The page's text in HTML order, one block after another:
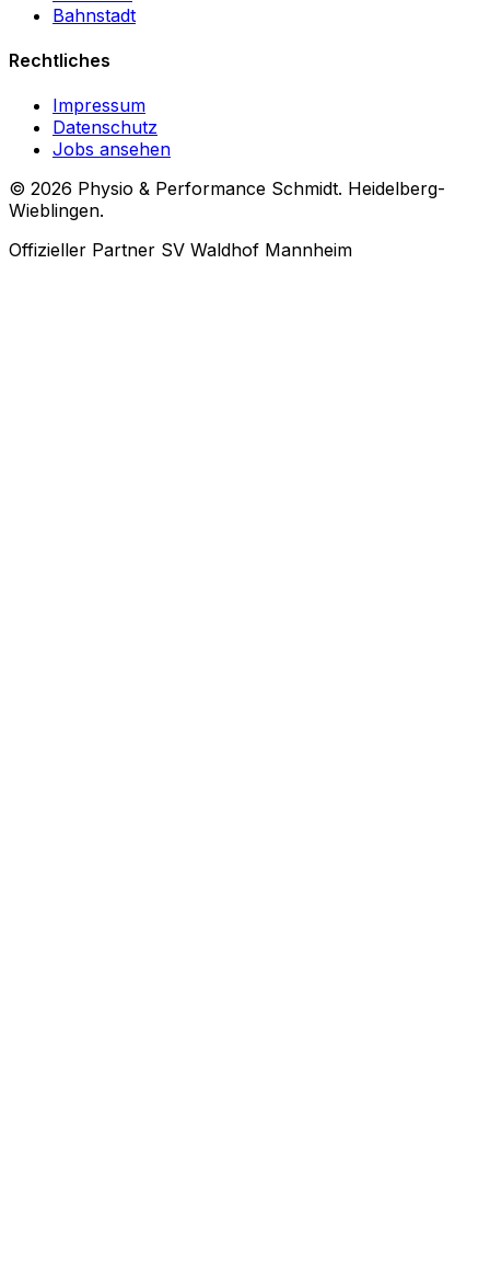
Bahnstadt
Rechtliches
Impressum
Datenschutz
Jobs ansehen
© 2026 Physio & Performance Schmidt. Heidelberg-
Wieblingen.
Offizieller Partner SV Waldhof Mannheim